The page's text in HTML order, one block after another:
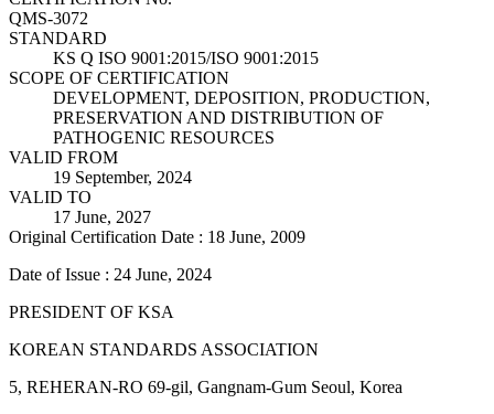
QMS-3072
STANDARD
KS Q ISO 9001:2015/ISO 9001:2015
SCOPE OF CERTIFICATION
DEVELOPMENT, DEPOSITION, PRODUCTION,
PRESERVATION AND DISTRIBUTION OF
PATHOGENIC RESOURCES
VALID FROM
19 September, 2024
VALID TO
17 June, 2027
Original Certification Date : 18 June, 2009
Date of Issue : 24 June, 2024
PRESIDENT OF KSA
KOREAN STANDARDS ASSOCIATION
5, REHERAN-RO 69-gil, Gangnam-Gum Seoul, Korea